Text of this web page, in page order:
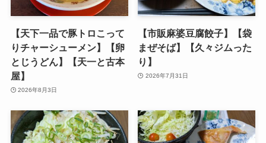
【天下一品で豚トロこって
りチャーシューメン】【卵
とじうどん】【天一と古本
屋】
2026年8月3日
【市販麻婆豆腐餃子】【袋
まぜそば】【久々ジムった
り】
2026年7月31日